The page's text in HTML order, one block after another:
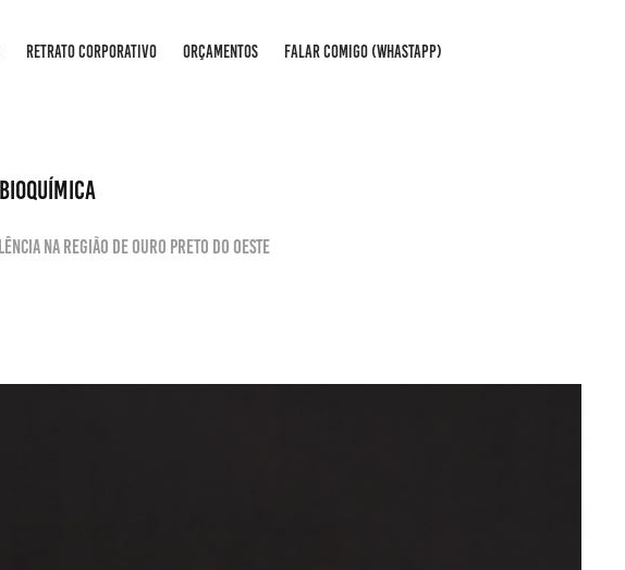
RETRATO CORPORATIVO ORÇAMENTOS
FALAR COMIGO (WHASTAPP)
na região de Ouro Preto do Oeste